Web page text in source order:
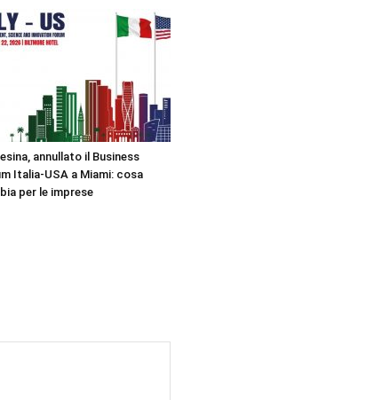
annullato il Business
Italia-USA a Miami: cosa
per le imprese